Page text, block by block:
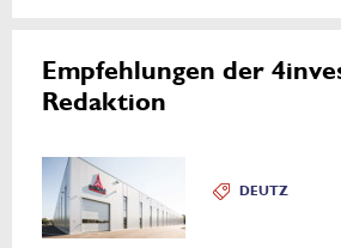
Empfehlungen der
Redaktion
DEUTZ